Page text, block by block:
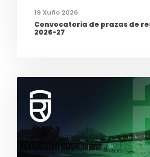
19 Xuño 2026
Convocatoria de prazas de
2026-27